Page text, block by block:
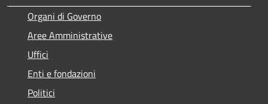
Organi di Governo
Aree Amministrative
Uffici
Enti e fondazioni
Politici